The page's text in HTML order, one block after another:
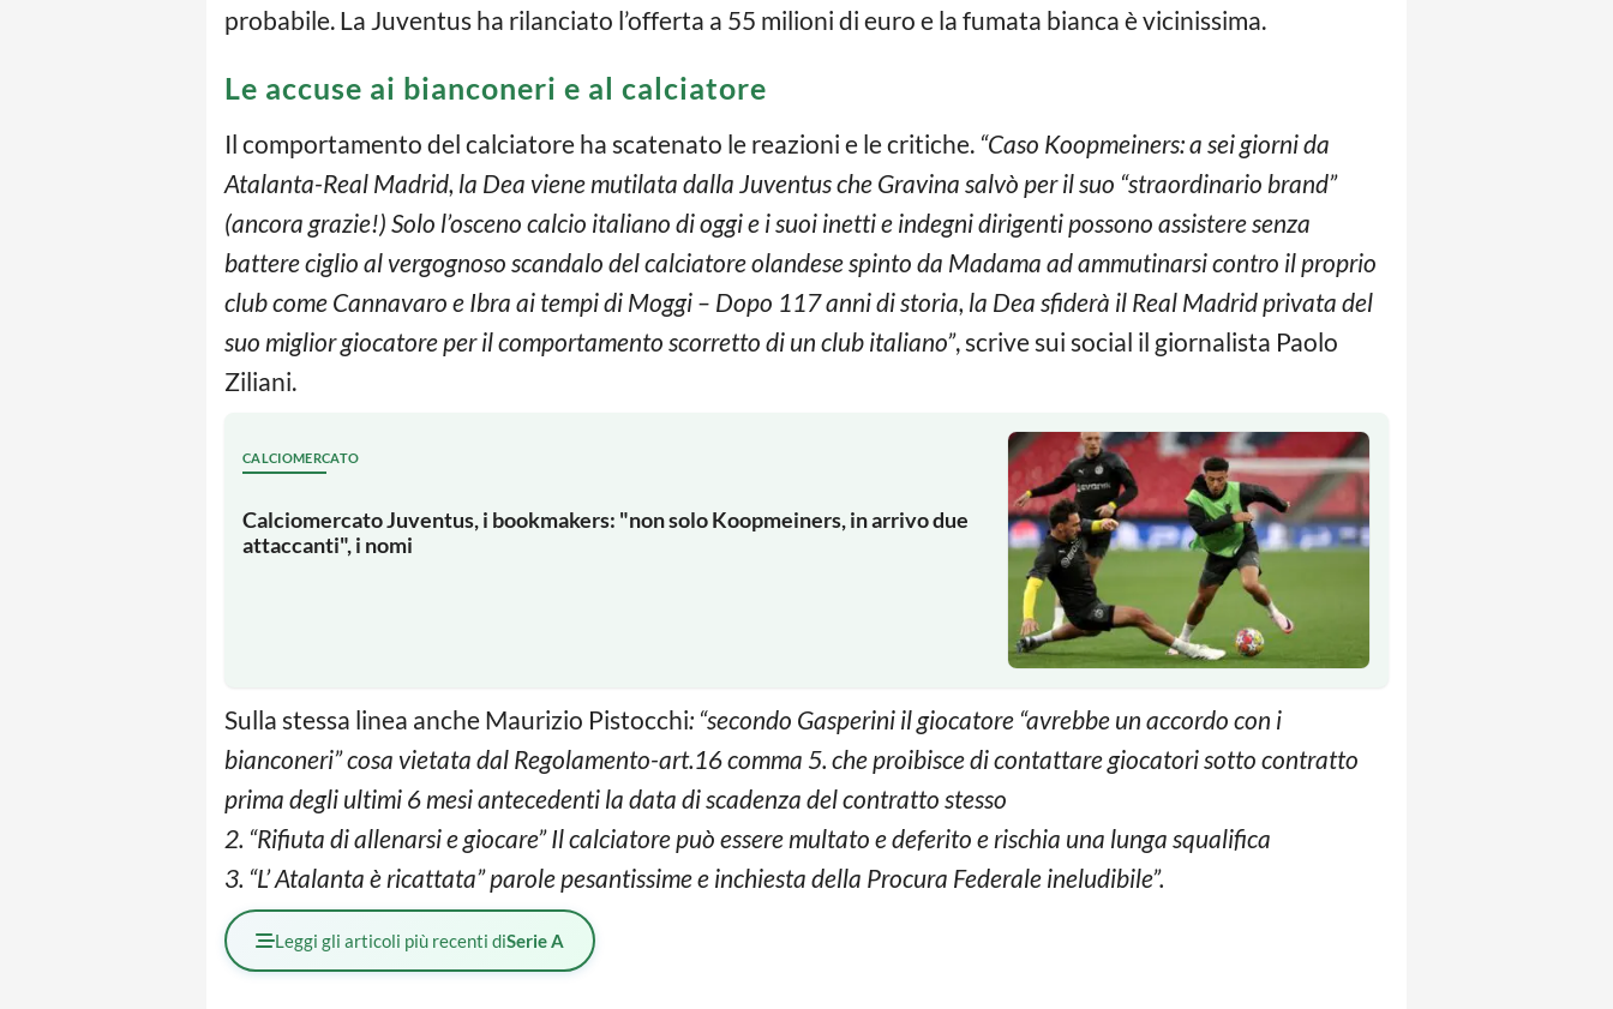
probabile. La Juventus ha rilanciato l’offerta a 55 milioni di euro e la fumata bianca è vicinissima.
Le accuse ai bianconeri e al calciatore
Il comportamento del calciatore ha scatenato le reazioni e le critiche. “Caso Koopmeiners: a sei giorni da
Atalanta-Real Madrid, la Dea viene mutilata dalla Juventus che Gravina salvò per il suo “straordinario brand”
(ancora grazie!) Solo l’osceno calcio italiano di oggi e i suoi inetti e indegni dirigenti possono assistere senza
battere ciglio al vergognoso scandalo del calciatore olandese spinto da Madama ad ammutinarsi contro il proprio
club come Cannavaro e Ibra ai tempi di Moggi – Dopo 117 anni di storia, la Dea sfiderà il Real Madrid privata del
suo miglior giocatore per il comportamento scorretto di un club italiano”, scrive sui social il giornalista Paolo
Ziliani.
CALCIOMERCATO
Calciomercato Juventus, i bookmakers: "non solo Koopmeiners, in arrivo due
attaccanti", i nomi
Sulla stessa linea anche Maurizio Pistocchi: “secondo Gasperini il giocatore “avrebbe un accordo con i
bianconeri” cosa vietata dal Regolamento-art.16 comma 5. che proibisce di contattare giocatori sotto contratto
prima degli ultimi 6 mesi antecedenti la data di scadenza del contratto stesso
2. “Rifiuta di allenarsi e giocare” Il calciatore può essere multato e deferito e rischia una lunga squalifica
3. “L’ Atalanta è ricattata” parole pesantissime e inchiesta della Procura Federale ineludibile”.
Leggi gli articoli più recenti diSerie A